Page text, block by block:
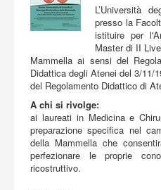
Password smarrita
L’Università
presso la
istituire per
Master di II
Mammella ai sensi del
Didattica degli Atenei del 3/11/
del Regolamento Didattico di
A chi si rivolge:
ai laureati in Medicina e
preparazione specifica nel
della Mammella che
perfezionare le proprie
ricostruttivo.